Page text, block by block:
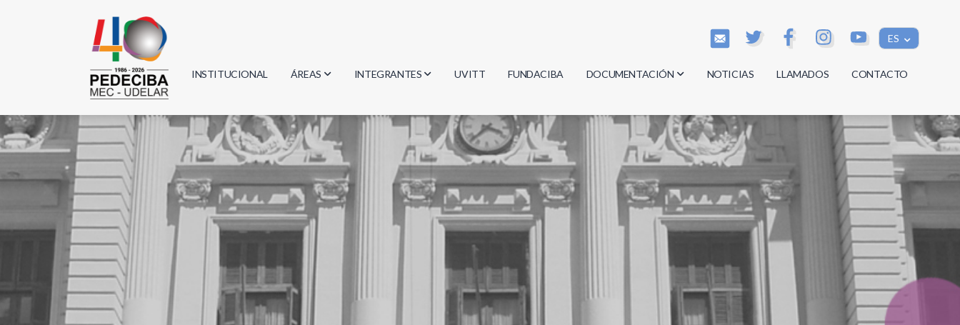
ES
INSTITUCIONAL ÁREAS
Biología
Física
Geociencias
Informática
Matemática
INTEGRANTES
Investigadores
Estudiantes
Egresados
UVITT FUNDACIBA DOCUMENTACIÓN
Actas
Reglamentos
Documentos
NOTICIAS LLAMADOS CONTACTO